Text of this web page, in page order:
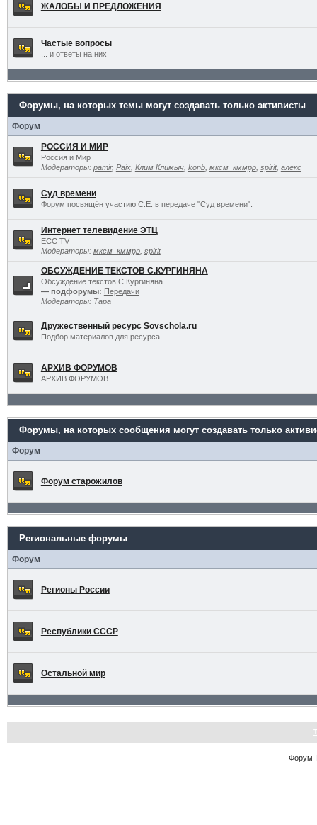
ЖАЛОБЫ И ПРЕДЛОЖЕНИЯ
Частые вопросы
... и ответы на них
Форумы, на которых темы могут создавать только активисты
Форум
РОССИЯ И МИР
Россия и Мир
Модераторы: pamir, Paix, Клим Климыч, konb, мксм_кммрр, spirit, алекс
Суд времени
Форум посвящён участию С.Е. в передаче "Суд времени".
Интернет телевидение ЭТЦ
ECC TV
Модераторы: мксм_кммрр, spirit
ОБСУЖДЕНИЕ ТЕКСТОВ С.КУРГИНЯНА
Обсуждение текстов С.Кургиняна
— подфорумы: Передачи
Модераторы: Тара
Дружественный ресурс Sovschola.ru
Подбор материалов для ресурса.
АРХИВ ФОРУМОВ
АРХИВ ФОРУМОВ
Форумы, на которых сообщения могут создавать только
Форум
Форум старожилов
Региональные форумы
Форум
Регионы России
Республики СССР
Остальной мир
Форум